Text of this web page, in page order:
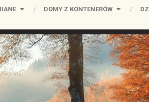
DOMY Z KONTENERÓW